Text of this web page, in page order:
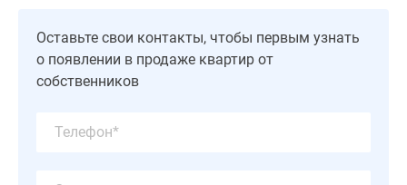
этажного
корпуса.
Застройщиком
MIRAMAR
Оставьте свои контакты, чтобы первым узнать
о появлении в продаже квартир от
собственников